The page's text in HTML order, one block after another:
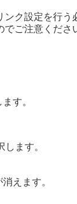
ク設定を行う
ご注意くださ
す。
ます。
えます。